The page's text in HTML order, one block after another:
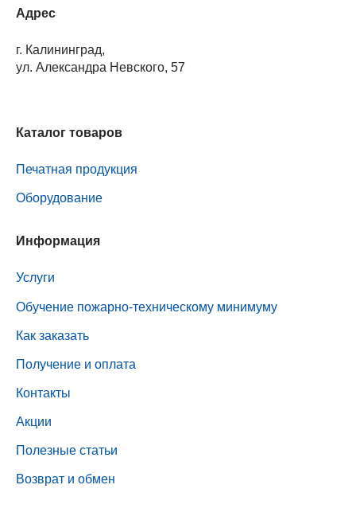
Адрес
г. Калининград,
ул. Александра Невского, 57
Каталог товаров
Печатная продукция
Оборудование
Информация
Услуги
Обучение пожарно-техническому минимуму
Как заказать
Получение и оплата
Контакты
Акции
Полезные статьи
Возврат и обмен